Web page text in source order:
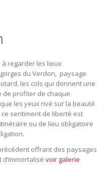
regarder les lieux
du Verdon, paysage
les cols qui donnent une
de profiter de chaque
les yeux rivé sur la beauté
sentiment de liberté est
ou de lieu obligatoire
offrant des paysages
voir galerie